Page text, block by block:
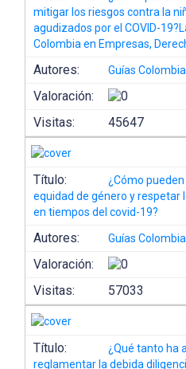
mitigar los riesgos contra la
agudizados por el COVID-
Colombia en Empresas,
Autores: Guías
Valoración:
Visitas:
45647
Título:
¿Cómo
equidad de género y respetar
en tiempos del covid-19?
Autores: Guías
Valoración:
Visitas:
57033
Título:
¿Qué tanto ha
reglamentar la debida